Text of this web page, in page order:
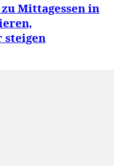
Mittagessen in
steigen